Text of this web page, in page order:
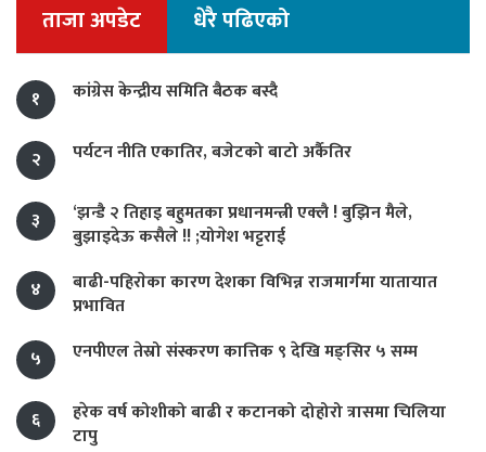
ताजा अपडेट धेरै पढिएको
१ कांग्रेस केन्द्रीय समिति बैठक बस्दै
२ पर्यटन नीति एकातिर, बजेटको बाटो अर्कैतिर
३
‘झन्डै २ तिहाइ बहुमतका प्रधानमन्त्री एक्लै ! बुझिन मैले,
बुझाइदेऊ कसैले !! ;योगेश भट्टराई
४
बाढी-पहिराेका कारण देशका विभिन्न राजमार्गमा यातायात
प्रभावित
५
एनपीएल तेस्रो संस्करण कात्तिक ९ देखि मङ्सिर ५ सम्म
६
हरेक वर्ष कोशीको बाढी र कटानको दोहोरो त्रासमा चिलिया
टापु